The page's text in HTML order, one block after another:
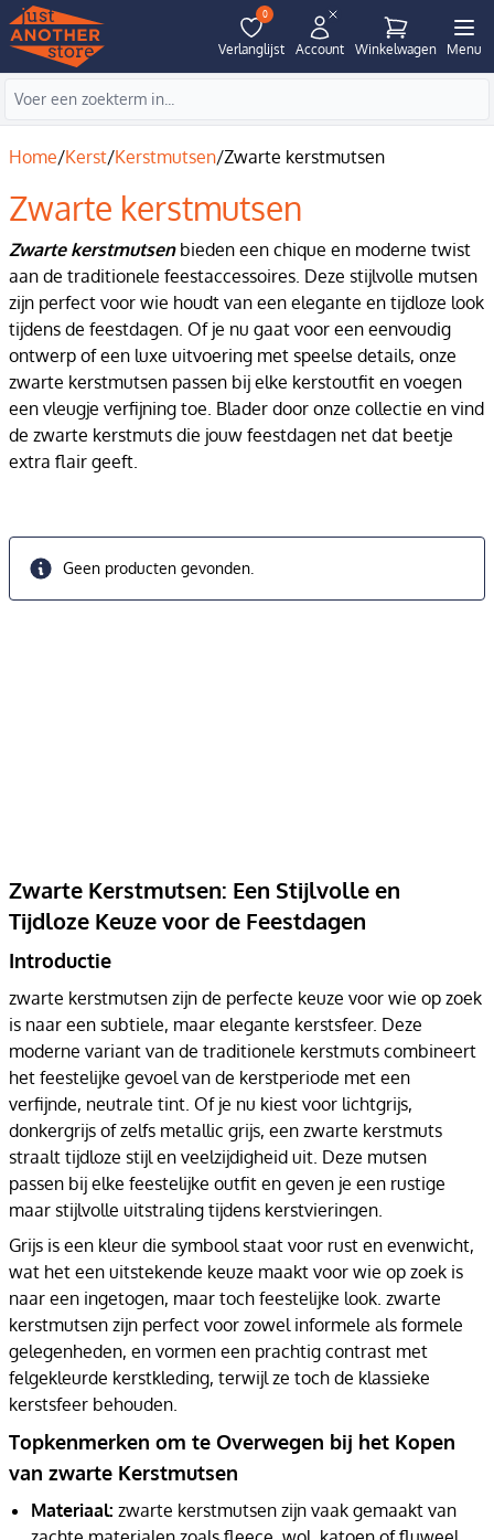
0
Verlanglijst Account Winkelwagen Menu
Home/Kerst/Kerstmutsen/Zwarte kerstmutsen
Zwarte kerstmutsen
Zwarte kerstmutsenbieden een chique en moderne twist
aan de traditionele feestaccessoires. Deze stijlvolle mutsen
zijn perfect voor wie houdt van een elegante en tijdloze look
tijdens de feestdagen. Of je nu gaat voor een eenvoudig
ontwerp of een luxe uitvoering met speelse details, onze
zwarte kerstmutsen passen bij elke kerstoutfit en voegen
een vleugje verfijning toe. Blader door onze collectie en vind
de zwarte kerstmuts die jouw feestdagen net dat beetje
extra flair geeft.
Geen producten gevonden.
Zwarte Kerstmutsen: Een Stijlvolle en
Tijdloze Keuze voor de Feestdagen
Introductie
zwarte kerstmutsen zijn de perfecte keuze voor wie op zoek
is naar een subtiele, maar elegante kerstsfeer. Deze
moderne variant van de traditionele kerstmuts combineert
het feestelijke gevoel van de kerstperiode met een
verfijnde, neutrale tint. Of je nu kiest voor lichtgrijs,
donkergrijs of zelfs metallic grijs, een zwarte kerstmuts
straalt tijdloze stijl en veelzijdigheid uit. Deze mutsen
passen bij elke feestelijke outfit en geven je een rustige
maar stijlvolle uitstraling tijdens kerstvieringen.
Grijs is een kleur die symbool staat voor rust en evenwicht,
wat het een uitstekende keuze maakt voor wie op zoek is
naar een ingetogen, maar toch feestelijke look. zwarte
kerstmutsen zijn perfect voor zowel informele als formele
gelegenheden, en vormen een prachtig contrast met
felgekleurde kerstkleding, terwijl ze toch de klassieke
kerstsfeer behouden.
Topkenmerken om te Overwegen bij het Kopen
van zwarte Kerstmutsen
Materiaal: zwarte kerstmutsen zijn vaak gemaakt van